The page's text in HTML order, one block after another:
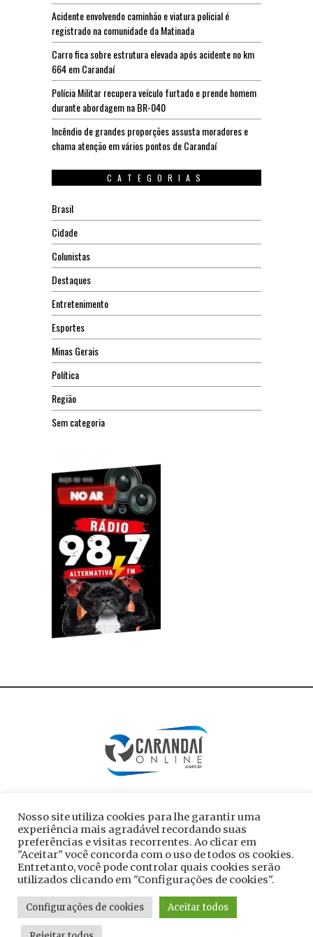
Acidente envolvendo caminhão e viatura policial é
registrado na comunidade da Matinada
Carro fica sobre estrutura elevada após acidente no km
664 em Carandaí
Polícia Militar recupera veículo furtado e prende homem
durante abordagem na BR-040
Incêndio de grandes proporções assusta moradores e
chama atenção em vários pontos de Carandaí
CATEGORIAS
Brasil
Cidade
Colunistas
Destaques
Entretenimento
Esportes
Minas Gerais
Política
Região
Sem categoria
Todos os direitos reservados ao site
carandaionline.com.br
Nosso site utiliza cookies para lhe garantir uma
experiência mais agradável recordando suas
preferências e visitas recorrentes. Ao clicar em
"Aceitar" você concorda com o uso de todos os cookies.
Entretanto, você pode controlar quais cookies serão
utilizados clicando em "Configurações de cookies".
Configurações de cookies Aceitar todos